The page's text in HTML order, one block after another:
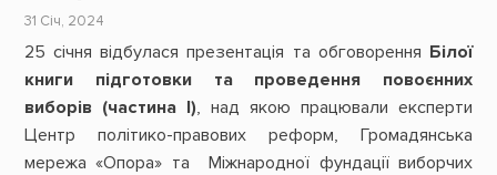
31 Січ, 2024
25 січня відбулася презентація та обговорення Білої
книги підготовки та проведення повоєнних
виборів (частина І), над якою працювали експерти
Центр політико-правових реформ, Громадянська
мережа «Опора» та Міжнародної фундації виборчих